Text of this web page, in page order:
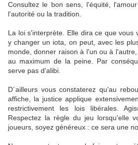
Consultez le bon sens, l'équité,
l'autorité ou la tradition.
La loi s'interprète. Elle dira ce que vous
y changer un iota, on peut, avec les
monde, donner raison à l'un ou à
au maximum de la peine. Par
serve pas d'alibi.
D´ailleurs vous constaterez qu'au
affiche, la justice applique
restrictivement les lois libérales.
Respectez la règle du jeu lorsqu'elle
joueurs, soyez généreux : ce sera une